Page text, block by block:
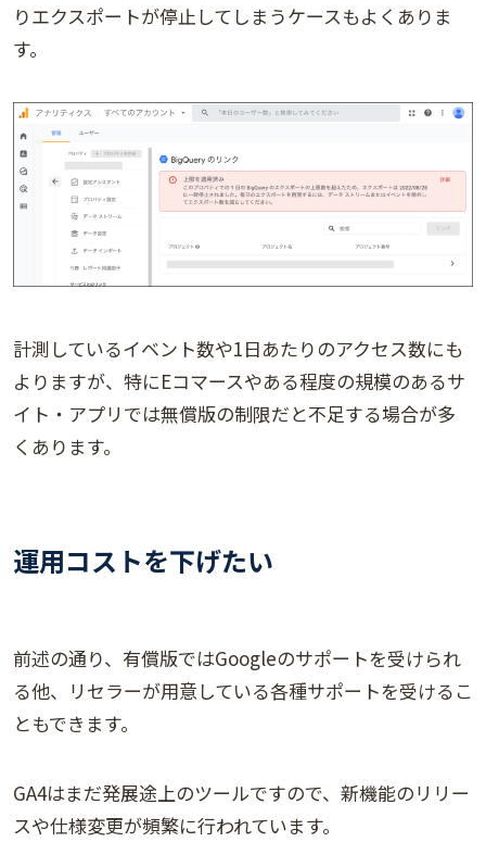
りエクスポートが停止してしまうケースもよくありま
す。
計測しているイベント数や1日あたりのアクセス数にも
よりますが、特にEコマースやある程度の規模のあるサ
イト・アプリでは無償版の制限だと不足する場合が多
くあります。
運用コストを下げたい
前述の通り、有償版ではGoogleのサポートを受けられ
る他、リセラーが用意している各種サポートを受けるこ
ともできます。
GA4はまだ発展途上のツールですので、新機能のリリー
スや仕様変更が頻繁に行われています。